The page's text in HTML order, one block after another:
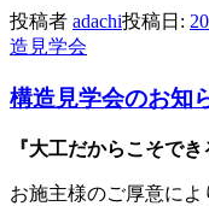
投稿者 adachi投稿日:
造見学会
構造見学会のお知
『大工だからこそで
お施主様のご厚意に